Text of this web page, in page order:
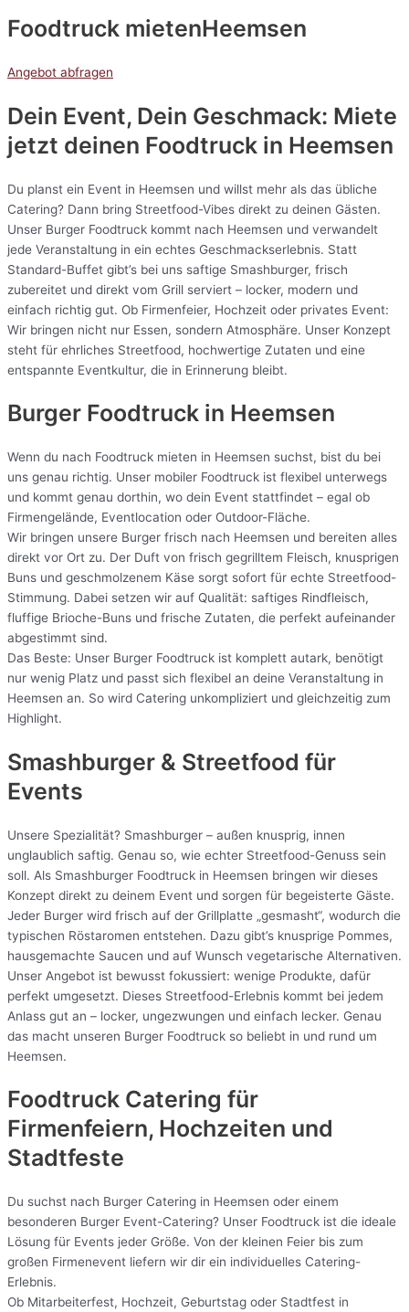
Foodtruck mietenHeemsen
Angebot abfragen
Dein Event, Dein Geschmack: Miete
jetzt deinen Foodtruck in Heemsen
Du planst ein Event in Heemsen und willst mehr als das übliche
Catering? Dann bring Streetfood-Vibes direkt zu deinen Gästen.
Unser Burger Foodtruck kommt nach Heemsen und verwandelt
jede Veranstaltung in ein echtes Geschmackserlebnis. Statt
Standard-Buffet gibt’s bei uns saftige Smashburger, frisch
zubereitet und direkt vom Grill serviert – locker, modern und
einfach richtig gut. Ob Firmenfeier, Hochzeit oder privates Event:
Wir bringen nicht nur Essen, sondern Atmosphäre. Unser Konzept
steht für ehrliches Streetfood, hochwertige Zutaten und eine
entspannte Eventkultur, die in Erinnerung bleibt.
Burger Foodtruck in Heemsen
Wenn du nach Foodtruck mieten in Heemsen suchst, bist du bei
uns genau richtig. Unser mobiler Foodtruck ist flexibel unterwegs
und kommt genau dorthin, wo dein Event stattfindet – egal ob
Firmengelände, Eventlocation oder Outdoor-Fläche.
Wir bringen unsere Burger frisch nach Heemsen und bereiten alles
direkt vor Ort zu. Der Duft von frisch gegrilltem Fleisch, knusprigen
Buns und geschmolzenem Käse sorgt sofort für echte Streetfood-
Stimmung. Dabei setzen wir auf Qualität: saftiges Rindfleisch,
fluffige Brioche-Buns und frische Zutaten, die perfekt aufeinander
abgestimmt sind.
Das Beste: Unser Burger Foodtruck ist komplett autark, benötigt
nur wenig Platz und passt sich flexibel an deine Veranstaltung in
Heemsen an. So wird Catering unkompliziert und gleichzeitig zum
Highlight.
Smashburger & Streetfood für
Events
Unsere Spezialität? Smashburger – außen knusprig, innen
unglaublich saftig. Genau so, wie echter Streetfood-Genuss sein
soll. Als Smashburger Foodtruck in Heemsen bringen wir dieses
Konzept direkt zu deinem Event und sorgen für begeisterte Gäste.
Jeder Burger wird frisch auf der Grillplatte „gesmasht“, wodurch die
typischen Röstaromen entstehen. Dazu gibt’s knusprige Pommes,
hausgemachte Saucen und auf Wunsch vegetarische Alternativen.
Unser Angebot ist bewusst fokussiert: wenige Produkte, dafür
perfekt umgesetzt. Dieses Streetfood-Erlebnis kommt bei jedem
Anlass gut an – locker, ungezwungen und einfach lecker. Genau
das macht unseren Burger Foodtruck so beliebt in und rund um
Heemsen.
Foodtruck Catering für
Firmenfeiern, Hochzeiten und
Stadtfeste
Du suchst nach Burger Catering in Heemsen oder einem
besonderen Burger Event-Catering? Unser Foodtruck ist die ideale
Lösung für Events jeder Größe. Von der kleinen Feier bis zum
großen Firmenevent liefern wir dir ein individuelles Catering-
Erlebnis.
Ob Mitarbeiterfest, Hochzeit, Geburtstag oder Stadtfest in